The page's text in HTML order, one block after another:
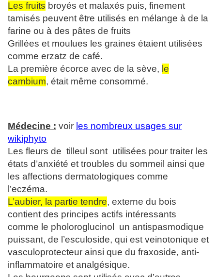
Les fruits broyés et malaxés puis, finement
tamisés peuvent être utilisés en mélange à de la
farine ou à des pâtes de fruits
Grillées et moulues les graines étaient utilisées
comme erzatz de café.
La première écorce avec de la sève, le
cambium, était même consommé.
Médecine : voir les nombreux usages sur
wikiphyto
Les fleurs de tilleul sont utilisées pour traiter les
états d’anxiété et troubles du sommeil ainsi que
les affections dermatologiques comme
l’eczéma.
L’aubier, la partie tendre, externe du bois
contient des principes actifs intéressants
comme le pholoroglucinol un antispasmodique
puissant, de l’esculoside, qui est veinotonique et
vasculoprotecteur ainsi que du fraxoside, anti-
inflammatoire et analgésique.